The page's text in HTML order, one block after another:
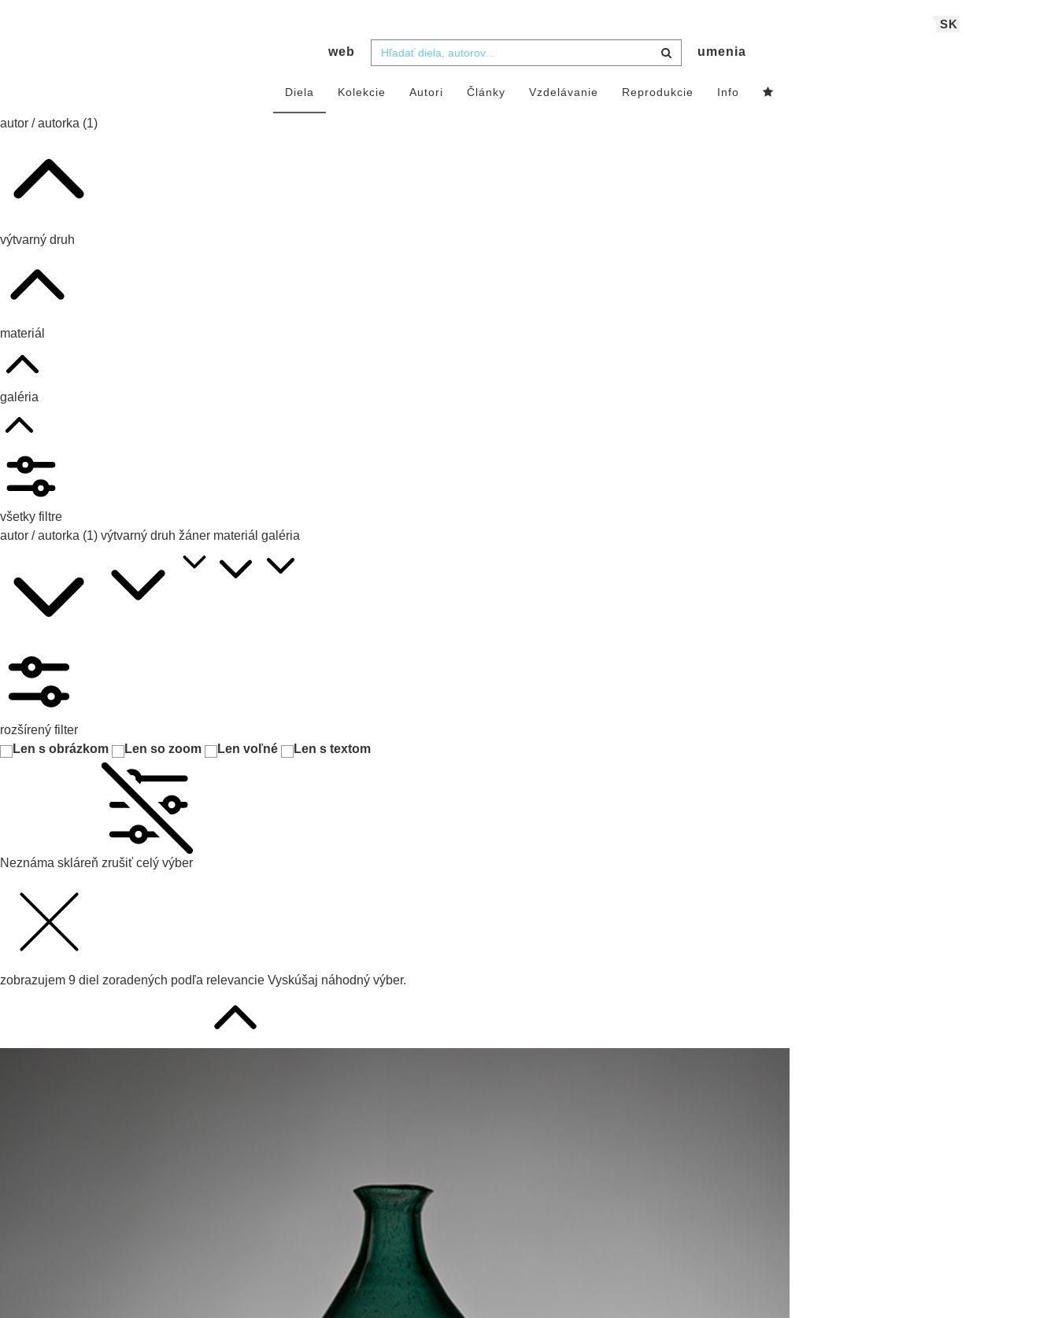
SK
web umenia
Diela Kolekcie Autori Články Vzdelávanie Reprodukcie Info
autor / autorka (1)
výtvarný druh
materiál
galéria
všetky filtre
autor / autorka (1) výtvarný druh žáner materiál galéria
rozšírený filter
Len s obrázkom
Len so zoom Len voľné Len s textom
Neznáma skláreň zrušiť celý výber
zobrazujem 9 diel zoradených podľa relevancie Vyskúšaj náhodný výber.